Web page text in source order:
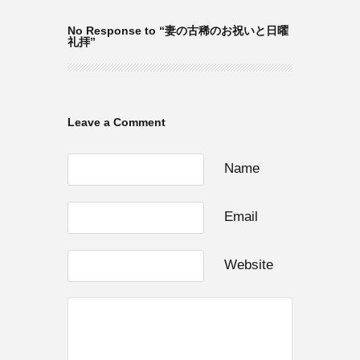
No Response to “妻の古稀のお祝いと日曜
礼拝”
Leave a Comment
Name
Email
Website